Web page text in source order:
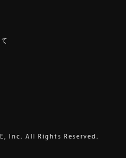
Inc. All Rights Reserved.